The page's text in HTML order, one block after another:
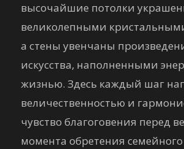
высочайшие потолки
великолепными
а стены увенчаны
искусства, наполненными
жизнью. Здесь каждый шаг
величественностью и
чувство благоговения перед
момента обретения семейного